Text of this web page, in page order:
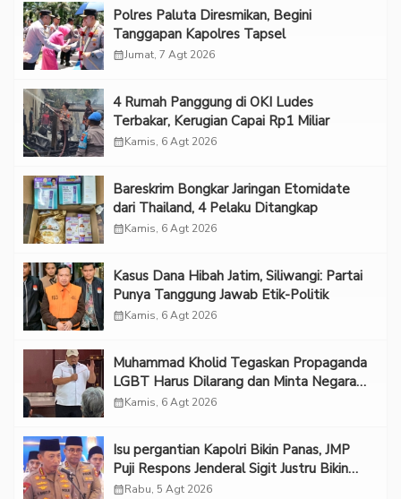
Polres Paluta Diresmikan, Begini
Tanggapan Kapolres Tapsel
calendar_monthJumat, 7 Agt 2026
‎4 Rumah Panggung di OKI Ludes
Terbakar, Kerugian Capai Rp1 Miliar
calendar_monthKamis, 6 Agt 2026
Bareskrim Bongkar Jaringan Etomidate
dari Thailand, 4 Pelaku Ditangkap
calendar_monthKamis, 6 Agt 2026
Kasus Dana Hibah Jatim, Siliwangi: Partai
Punya Tanggung Jawab Etik-Politik
calendar_monthKamis, 6 Agt 2026
Muhammad Kholid Tegaskan Propaganda
LGBT Harus Dilarang dan Minta Negara
Melindungi Korban
calendar_monthKamis, 6 Agt 2026
Isu pergantian Kapolri Bikin Panas, JMP
Puji Respons Jenderal Sigit Justru Bikin
“Adem”
calendar_monthRabu, 5 Agt 2026